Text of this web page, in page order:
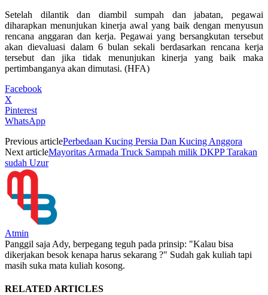
Setelah dilantik dan diambil sumpah dan jabatan, pegawai
diharapkan menunjukan kinerja awal yang baik dengan menyusun
rencana anggaran dan kerja. Pegawai yang bersangkutan tersebut
akan dievaluasi dalam 6 bulan sekali berdasarkan rencana kerja
tersebut dan jika tidak menunjukan kinerja yang baik maka
pertimbanganya akan dimutasi. (HFA)
Facebook
X
Pinterest
WhatsApp
Previous articlePerbedaan Kucing Persia Dan Kucing Anggora
Next articleMayoritas Armada Truck Sampah milik DKPP Tarakan
sudah Uzur
Atmin
Panggil saja Ady, berpegang teguh pada prinsip: "Kalau bisa
dikerjakan besok kenapa harus sekarang ?" Sudah gak kuliah tapi
masih suka mata kuliah kosong.
RELATED ARTICLES